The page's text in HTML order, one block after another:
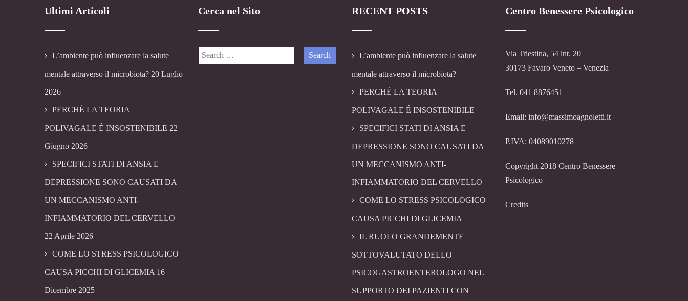
Ultimi Articoli
L’ambiente può influenzare la salute
mentale attraverso il microbiota? 20 Luglio
2026
PERCHÉ LA TEORIA
POLIVAGALE É INSOSTENIBILE 22
Giugno 2026
SPECIFICI STATI DI ANSIA E
DEPRESSIONE SONO CAUSATI DA
UN MECCANISMO ANTI-
INFIAMMATORIO DEL CERVELLO
22 Aprile 2026
COME LO STRESS PSICOLOGICO
CAUSA PICCHI DI GLICEMIA 16
Dicembre 2025
Cerca nel Sito RECENT POSTS
L’ambiente può influenzare la salute
mentale attraverso il microbiota?
PERCHÉ LA TEORIA
POLIVAGALE É INSOSTENIBILE
SPECIFICI STATI DI ANSIA E
DEPRESSIONE SONO CAUSATI DA
UN MECCANISMO ANTI-
INFIAMMATORIO DEL CERVELLO
COME LO STRESS PSICOLOGICO
CAUSA PICCHI DI GLICEMIA
IL RUOLO GRANDEMENTE
SOTTOVALUTATO DELLO
PSICOGASTROENTEROLOGO NEL
SUPPORTO DEI PAZIENTI CON
Centro Benessere Psicologico
Via Triestina, 54 int. 20
30173 Favaro Veneto – Venezia
Tel. 041 8876451
Email: info@massimoagnoletti.it
P.IVA: 04089010278
Copyright 2018 Centro Benessere
Psicologico
Credits